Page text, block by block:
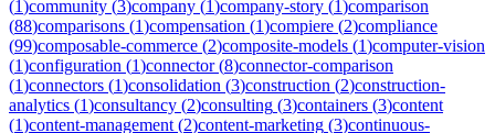
(1)community (3)company (1)company-story (1)comparison
(88)comparisons (1)compensation (1)compiere (2)compliance
(99)composable-commerce (2)composite-models (1)computer-vision
(1)configuration (1)connector(8)connector-comparison
(1)connectors (1)consolidation (3)construction (2)construction-
analytics (1)consultancy (2)consulting (3)containers (3)content
(1)content-management (2)content-marketing (3)continuous-